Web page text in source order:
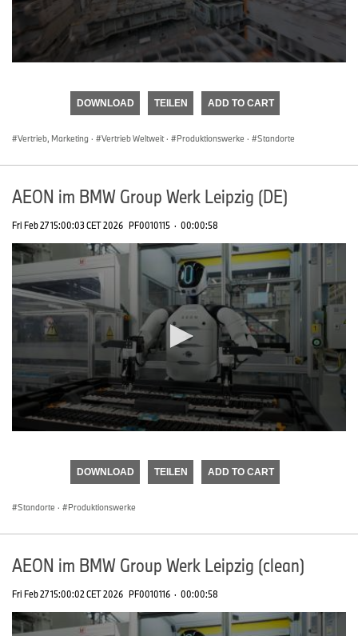
DOWNLOAD TEILEN ADD TO CART
Vertrieb, Marketing · Vertrieb Weltweit · Produktionswerke · Standorte
AEON im BMW Group Werk Leipzig (DE)
Fri Feb 27 15:00:03 CET 2026 PF0010115 · 00:00:58
DOWNLOAD TEILEN ADD TO CART
Standorte · Produktionswerke
AEON im BMW Group Werk Leipzig (clean)
Fri Feb 27 15:00:02 CET 2026 PF0010116 · 00:00:58